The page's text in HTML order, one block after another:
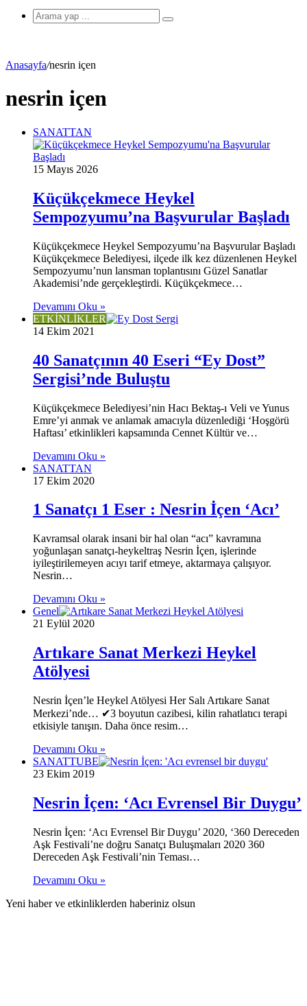
Arama
Anasayfa/nesrin içen
nesrin içen
SANATTAN
15 Mayıs 2026
Küçükçekmece Heykel
Sempozyumu’na Başvurular Başladı
Küçükçekmece Heykel Sempozyumu’na Başvurular Başladı
Küçükçekmece Belediyesi, ilçede ilk kez düzenlenen Heykel
Sempozyumu’nun lansman toplantısını Güzel Sanatlar
Akademisi’nde gerçekleştirdi. Küçükçekmece…
Devamını Oku »
ETKİNLİKLER
14 Ekim 2021
40 Sanatçının 40 Eseri “Ey Dost”
Sergisi’nde Buluştu
Küçükçekmece Belediyesi’nin Hacı Bektaş-ı Veli ve Yunus
Emre’yi anmak ve anlamak amacıyla düzenlediği ‘Hoşgörü
Haftası’ etkinlikleri kapsamında Cennet Kültür ve…
Devamını Oku »
SANATTAN
17 Ekim 2020
1 Sanatçı 1 Eser : Nesrin İçen ‘Acı’
Kavramsal olarak insani bir hal olan “acı” kavramına
yoğunlaşan sanatçı-heykeltraş Nesrin İçen, işlerinde
iyileştirilemeyen acıyı tarif etmeye, aktarmaya çalışıyor.
Nesrin…
Devamını Oku »
Genel
21 Eylül 2020
Artıkare Sanat Merkezi Heykel
Atölyesi
Nesrin İçen’le Heykel Atölyesi Her Salı Artıkare Sanat
Merkezi’nde… ✔3 boyutun cazibesi, kilin rahatlatıcı terapi
etkisiyle tanışın. Daha önce resim…
Devamını Oku »
SANATTUBE
23 Ekim 2019
Nesrin İçen: ‘Acı Evrensel Bir Duygu’
Nesrin İçen: ‘Acı Evrensel Bir Duygu’ 2020, ‘360 Dereceden
Aşk Festivali’ne doğru Sanatçı Buluşmaları 2020 360
Dereceden Aşk Festivali’nin Teması…
Devamını Oku »
Yeni haber ve etkinliklerden haberiniz olsun